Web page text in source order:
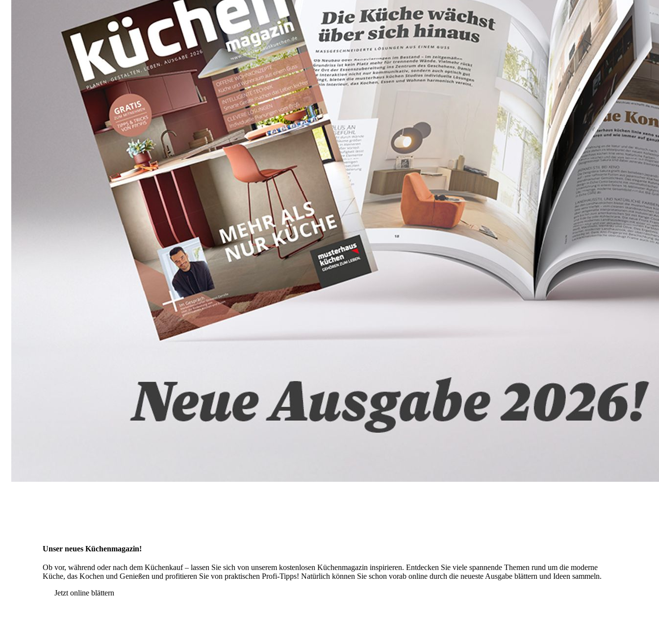
Unser neues Küchen­magazin!
Ob vor, während oder nach dem Küchenkauf – lassen Sie sich von unserem kostenlosen Küchenmagazin inspirieren. Entdecken Sie viele spannende Themen rund um die moderne
Küche, das Kochen und Genießen und profitieren Sie von praktischen Profi-Tipps! Natürlich können Sie schon vorab online durch die neueste Ausgabe blättern und Ideen sammeln.
Jetzt online blättern